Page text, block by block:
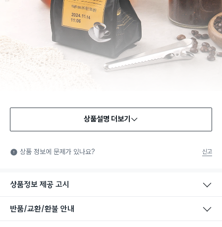
식품용 기구: 식품위생법에서 정한 규격에 따라 제조되어 식품 또
는 식품첨가물에 사용할 수 있는 식품용기구라는 표시입니다.
상품설명 더보기
상품 정보에 문제가 있나요? 신고
상품정보 제공 고시
반품/교환/환불 안내